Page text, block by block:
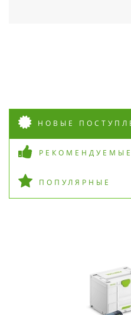
НОВЫЕ
РЕКОМЕНДУЕМЫЕ
ПОПУЛЯРНЫЕ